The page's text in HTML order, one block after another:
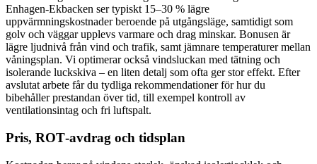
Enhagen‑Ekbacken ser typiskt 15–30 % lägre
uppvärmningskostnader beroende på utgångsläge, samtidigt som
golv och väggar upplevs varmare och drag minskar. Bonusen är
lägre ljudnivå från vind och trafik, samt jämnare temperaturer mellan
våningsplan. Vi optimerar också vindsluckan med tätning och
isolerande luckskiva – en liten detalj som ofta ger stor effekt. Efter
avslutat arbete får du tydliga rekommendationer för hur du
bibehåller prestandan över tid, till exempel kontroll av
ventilationsintag och fri luftspalt.
Pris, ROT‑avdrag och tidsplan